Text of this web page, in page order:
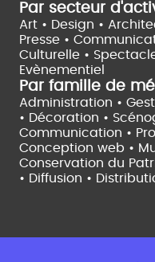
Par secteur
Art • Design •
Presse •
Culturelle •
Evènementiel
Par famille de
Administration •
• Décoration •
Communication •
Conception web •
Conservation du
• Diffusion •